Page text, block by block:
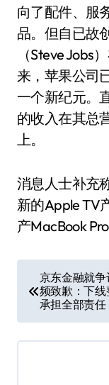
向了配件、服
品。但自已故
（Steve Jobs
来，苹果公司
一个新纪元。
的收入在其总
上。
消息人士补充
新的Apple TV
产MacBook
章
导
京东金融就
频致歉：下
承担全部责任